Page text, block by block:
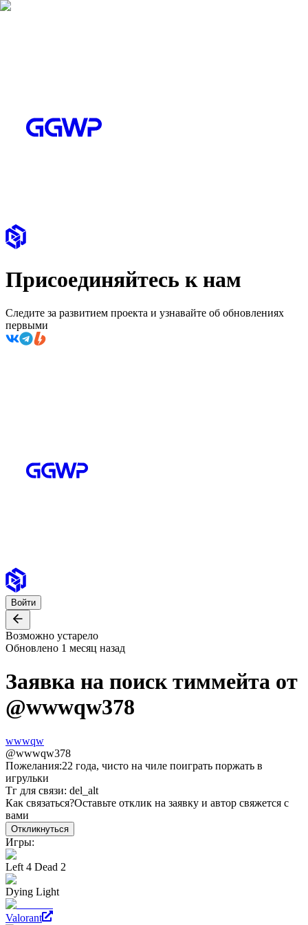
Присоединяйтесь к нам
Следите за развитием проекта и узнавайте об обновлениях
первыми
Войти
Возможно устарело
Обновлено 1 месяц назад
Заявка на поиск тиммейта от
@wwwqw378
wwwqw
@wwwqw378
Пожелания:22 года, чисто на чиле поиграть поржать в
игрульки
Тг для связи: del_alt
Как связаться?Оставьте отклик на заявку и автор свяжется с
вами
Откликнуться
Игры:
Left 4 Dead 2
Dying Light
Valorant